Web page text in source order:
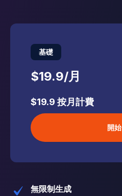
基礎
$19.9/月
$19.9 按月計費
開始
無限制生成